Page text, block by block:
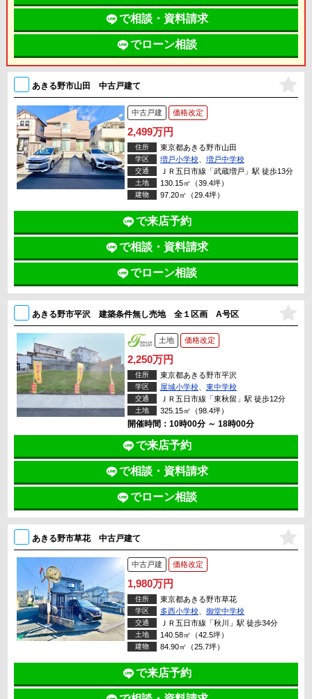
で相談・資料請求
でローン相談
あきる野市山田 中古戸建て
中古戸建 価格改定
2,499万円
住所 東京都あきる野市山田
学区 増戸小学校、 増戸中学校
交通 ＪＲ五日市線「武蔵増戸」駅 徒歩13分
土地 130.15㎡（39.4坪）
建物 97.20㎡（29.4坪）
で来店予約
で相談・資料請求
でローン相談
あきる野市平沢 建築条件無し売地 全１区画 A号区
土地 価格改定
2,250万円
住所 東京都あきる野市平沢
学区 屋城小学校、 東中学校
交通 ＪＲ五日市線「東秋留」駅 徒歩12分
土地 325.15㎡（98.4坪）
開催時間：10時00分 ～ 18時00分
で来店予約
で相談・資料請求
でローン相談
あきる野市草花 中古戸建て
中古戸建 価格改定
1,980万円
住所 東京都あきる野市草花
学区 多西小学校、 御堂中学校
交通 ＪＲ五日市線「秋川」駅 徒歩34分
土地 140.58㎡（42.5坪）
建物 84.90㎡（25.7坪）
で来店予約